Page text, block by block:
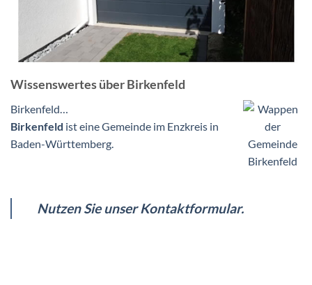
Wissenswertes über Birkenfeld
Birkenfeld…
Birkenfeld ist eine Gemeinde im Enzkreis in
Baden-Württemberg.
Nutzen Sie unser Kontaktformular.